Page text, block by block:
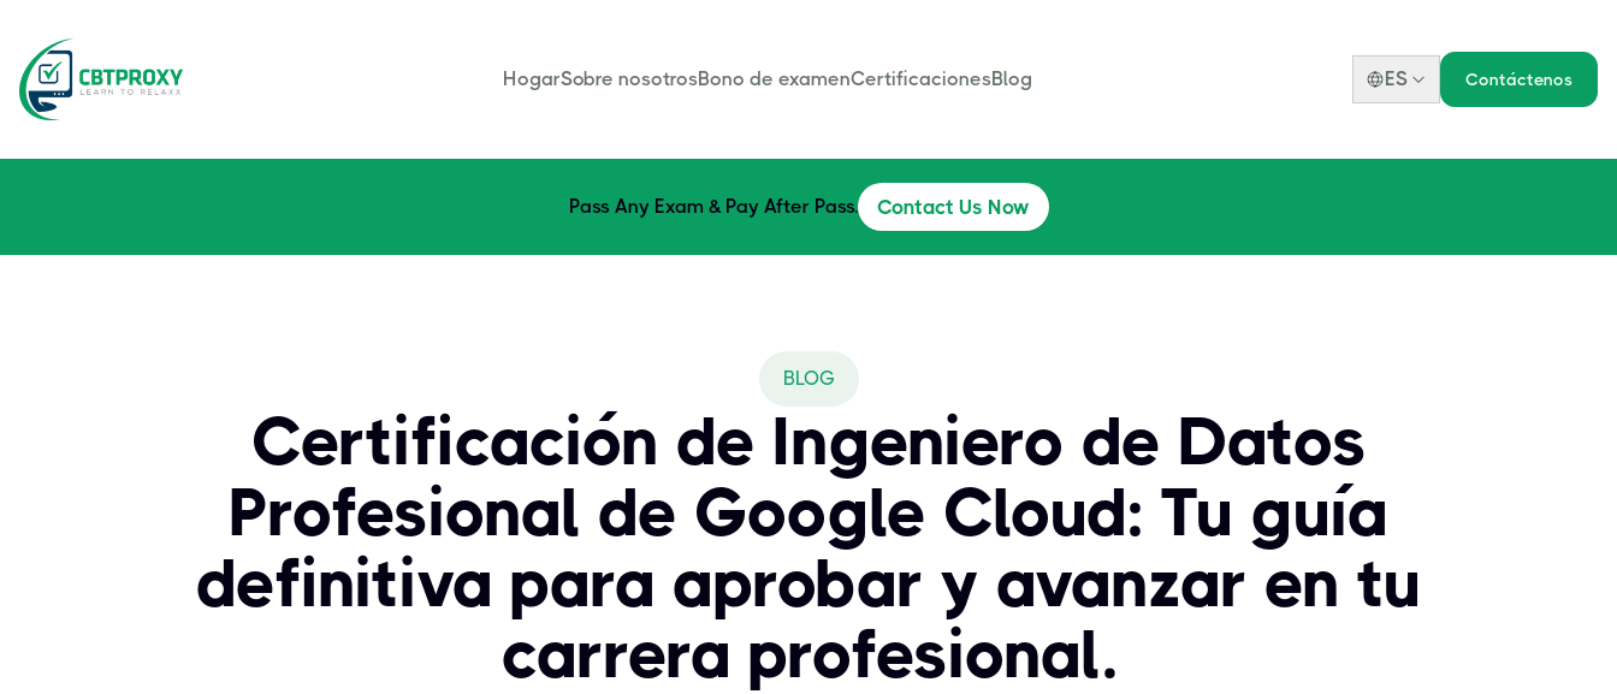
HogarSobre nosotrosBono de examenCertificacionesBlog ES Contáctenos
Pass Any Exam & Pay After Pass. Contact Us Now
BLOG
Certificación de Ingeniero de Datos
Profesional de Google Cloud: Tu guía
definitiva para aprobar y avanzar en tu
carrera profesional.